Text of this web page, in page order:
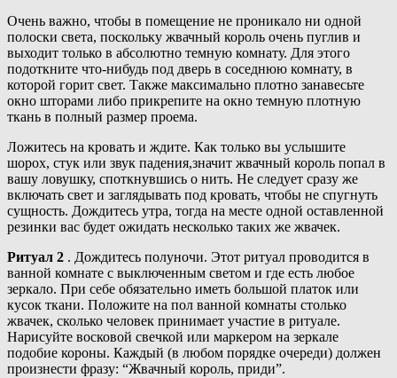
Очень важно, чтобы в помещение не проникало ни одной
полоски света, поскольку жвачный король очень пуглив и
выходит только в абсолютно темную комнату. Для этого
подоткните что-нибудь под дверь в соседнюю комнату, в
которой горит свет. Также максимально плотно занавесьте
окно шторами либо прикрепите на окно темную плотную
ткань в полный размер проема.
Ложитесь на кровать и ждите. Как только вы услышите
шорох, стук или звук падения,значит жвачный король попал в
вашу ловушку, споткнувшись о нить. Не следует сразу же
включать свет и заглядывать под кровать, чтобы не спугнуть
сущность. Дождитесь утра, тогда на месте одной оставленной
резинки вас будет ожидать несколько таких же жвачек.
Ритуал 2 . Дождитесь полуночи. Этот ритуал проводится в
ванной комнате с выключенным светом и где есть любое
зеркало. При себе обязательно иметь большой платок или
кусок ткани. Положите на пол ванной комнаты столько
жвачек, сколько человек принимает участие в ритуале.
Нарисуйте восковой свечкой или маркером на зеркале
подобие короны. Каждый (в любом порядке очереди) должен
произнести фразу: “Жвачный король, приди”.